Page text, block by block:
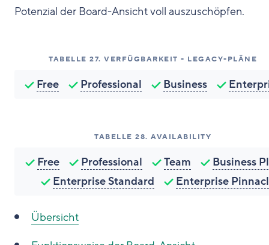
Potenzial der Board-Ansicht voll auszuschöpfen.
TABELLE 27. VERFÜGBARKEIT - LEGACY-PLÄNE
Free Professional Business
TABELLE 28. AVAILABILITY
Free Professional Team
Business
Enterprise Standard
Enterprise
Übersicht